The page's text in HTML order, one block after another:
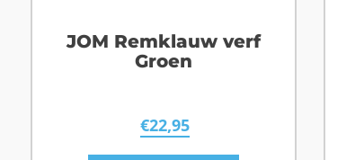
JOM Remklauw verf
Groen
€22,95